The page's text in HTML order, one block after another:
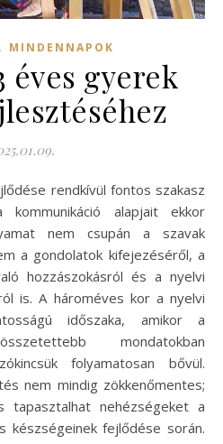
, MINDENNAPOK
éves gyerek
alapjait ekkor
nem csupán a szavak
a gondolatok kifejezéséről, a
hozzászokásról és a nyelvi
is. A hároméves kor a nyelvi
időszaka, amikor a
mondatokban
folyamatosan bővül.
nem mindig zökkenőmentes;
tapasztalhat nehézségeket a
készségeinek fejlődése során.